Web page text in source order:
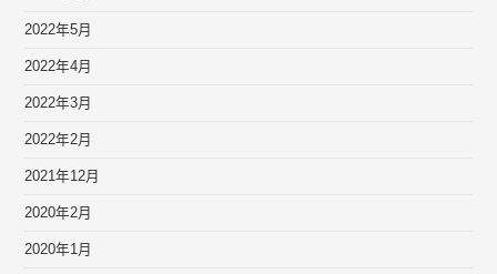
2022年5月
2022年4月
2022年3月
2022年2月
2021年12月
2020年2月
2020年1月